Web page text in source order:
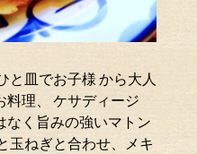
と皿でお子様 から大人
理、 ケサディージ
なく旨みの強いマトン
玉ねぎと合わせ、メキ